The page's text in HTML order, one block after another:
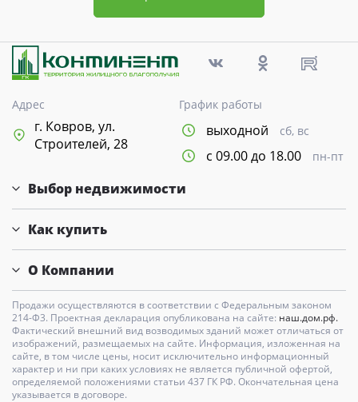
Адрес
г. Ковров, ул.
Строителей, 28
График работы
выходной сб, вс
с 09.00 до 18.00 пн-пт
Выбор недвижимости
Как купить
О Компании
Продажи осуществляются в соответствии с Федеральным законом
214-Ф3. Проектная декларация опубликована на сайте: наш.дом.рф.
Фактический внешний вид возводимых зданий может отличаться от
изображений, размещаемых на сайте. Информация, изложенная на
сайте, в том числе цены, носит исключительно информационный
характер и ни при каких условиях не является публичной офертой,
определяемой положениями статьи 437 ГК РФ. Окончательная цена
указывается в договоре.